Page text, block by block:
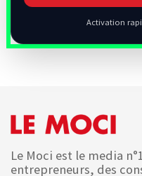
Activation
Le Moci est le media
entrepreneurs, des